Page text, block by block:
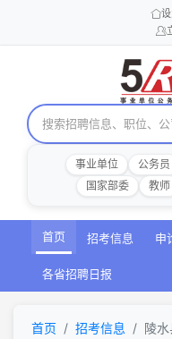
事业单位 公务员
国家部委
教师
首页 招考信息 申
各省招聘日报
首页 招考信息 陵